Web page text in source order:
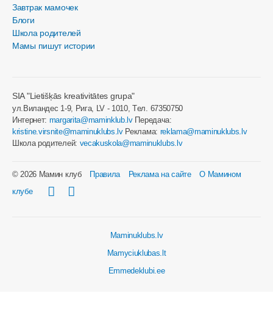
Завтрак мамочек
Блоги
Школа родителей
Мамы пишут истории
SIA "Lietišķās kreativitātes grupa"
ул.Виландес 1-9, Рига, LV - 1010, Tел. 67350750
Интернет: margarita@maminklub.lvПередача:
kristine.virsnite@maminuklubs.lvРеклама: reklama@maminuklubs.lv
Школа родителей: vecakuskola@maminuklubs.lv
© 2026 Мамин клуб Правила Реклама на сайте
О Мамином
клубе
Maminuklubs.lv
Mamyciuklubas.lt
Emmedeklubi.ee